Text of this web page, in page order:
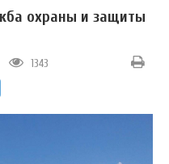
охраны и защиты
1343